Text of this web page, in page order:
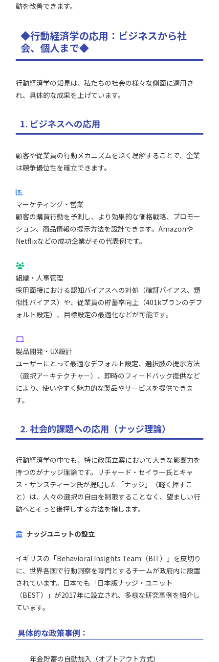
動を改善できます。
◆行動経済学の応用：ビジネスから社
会、個人まで◆
行動経済学の知見は、私たちの社会の様々な側面に適用さ
れ、具体的な成果を上げています。
1. ビジネスへの応用
顧客や従業員の行動メカニズムを深く理解することで、企業
は競争優位性を確立できます。
マーケティング・営業
顧客の購買行動を予測し、より効果的な価格戦略、プロモー
ション、商品情報の提示方法を設計できます。Amazonや
Netflixなどの成功企業がその代表例です。
組織・人事管理
採用面接における認知バイアスへの対処（確証バイアス、類
似性バイアス）や、従業員の貯蓄率向上（401kプランのデフ
ォルト設定）、目標設定の最適化などが可能です。
製品開発・UX設計
ユーザーにとって最適なデフォルト設定、選択肢の提示方法
（選択アーキテクチャー）、即時のフィードバック提供など
により、使いやすく魅力的な製品やサービスを提供できま
す。
2. 社会的課題への応用（ナッジ理論）
行動経済学の中でも、特に政策立案において大きな影響力を
持つのがナッジ理論です。リチャード・セイラー氏とキャ
ス・サンスティーン氏が提唱した「ナッジ」（軽く押すこ
と）は、人々の選択の自由を制限することなく、望ましい行
動へとそっと後押しする方法を指します。
ナッジユニットの設立
イギリスの「Behavioral Insights Team（BIT）」を皮切り
に、世界各国で行動洞察を専門とするチームが政府内に設置
されています。日本でも「日本版ナッジ・ユニット
（BEST）」が2017年に設立され、多様な研究事例を紹介し
ています。
具体的な政策事例：
年金貯蓄の自動加入（オプトアウト方式）